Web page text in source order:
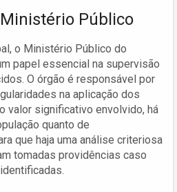
Público
o Ministério Público do
papel essencial na supervisão
O órgão é responsável por
na aplicação dos
valor significativo envolvido, há
quanto de
que haja uma análise criteriosa
tomadas providências caso